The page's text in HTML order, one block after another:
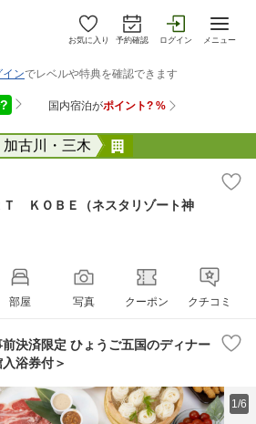
お気に入り 予約確認 ログイン メニュー
加古川・三木
ＫＯＢＥ（ネスタリゾート神
部屋 写真 クーポン クチコミ
前決済限定 ひょうご五国のディナー
浴券付＞
1/6